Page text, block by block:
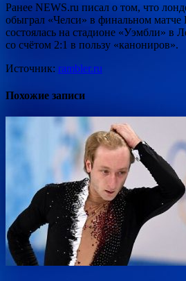
Ранее NEWS.ru писал о том, что
обыграл «Челси» в финальном матче
состоялась на стадионе «Уэмбли» в
со счётом 2:1 в пользу «канониров».
Источник: rambler.ru
Похожие записи